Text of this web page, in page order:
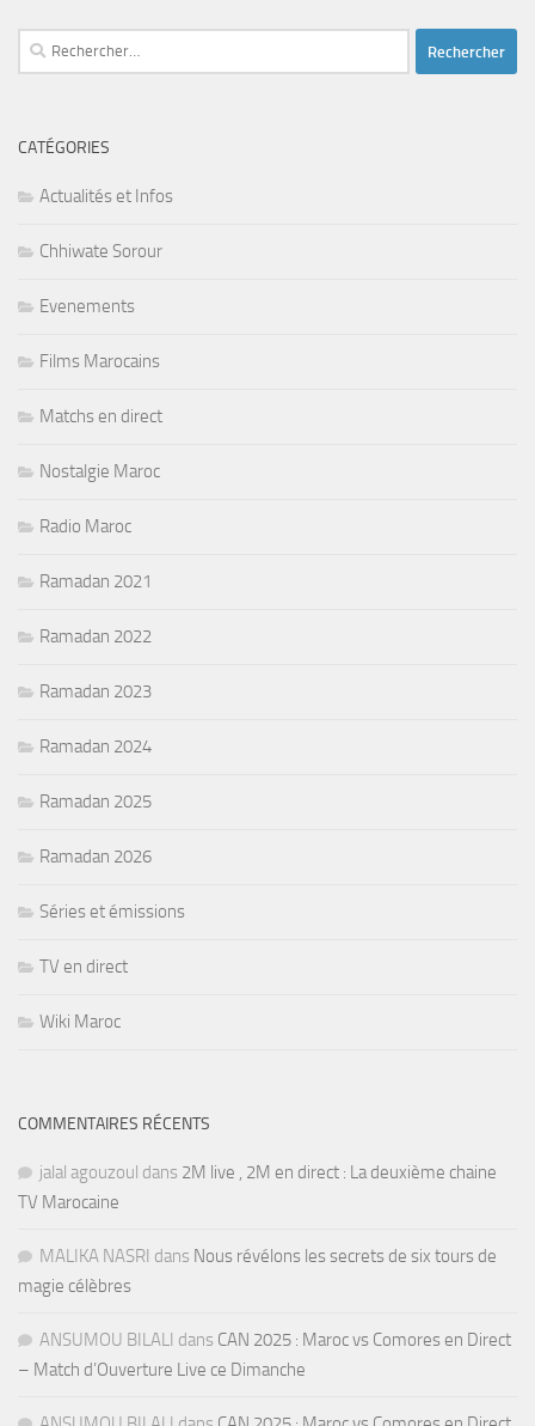
Rechercher :
CATÉGORIES
Actualités et Infos
Chhiwate Sorour
Evenements
Films Marocains
Matchs en direct
Nostalgie Maroc
Radio Maroc
Ramadan 2021
Ramadan 2022
Ramadan 2023
Ramadan 2024
Ramadan 2025
Ramadan 2026
Séries et émissions
TV en direct
Wiki Maroc
COMMENTAIRES RÉCENTS
jalal agouzoul dans 2M live , 2M en direct : La deuxième chaine
TV Marocaine
MALIKA NASRI dans Nous révélons les secrets de six tours de
magie célèbres
ANSUMOU BILALI dans CAN 2025 : Maroc vs Comores en Direct
– Match d’Ouverture Live ce Dimanche